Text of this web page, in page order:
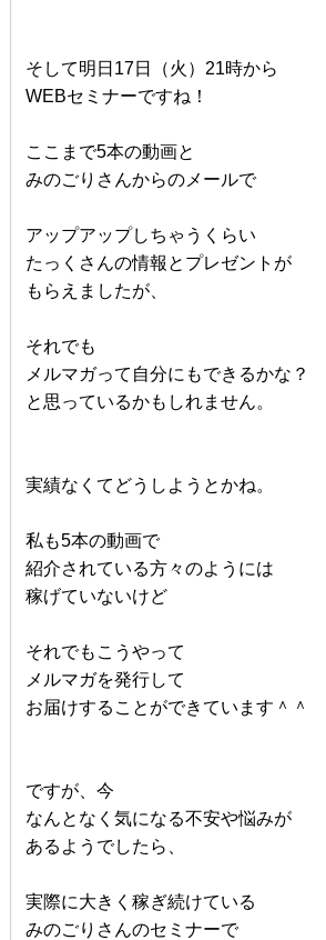
そして明日17日（火）21時から
WEBセミナーですね！
ここまで5本の動画と
みのごりさんからのメールで
アップアップしちゃうくらい
たっくさんの情報とプレゼントが
もらえましたが、
それでも
メルマガって自分にもできるかな？
と思っているかもしれません。
実績なくてどうしようとかね。
私も5本の動画で
紹介されている方々のようには
稼げていないけど
それでもこうやって
メルマガを発行して
お届けすることができています＾＾
ですが、今
なんとなく気になる不安や悩みが
あるようでしたら、
実際に大きく稼ぎ続けている
みのごりさんのセミナーで